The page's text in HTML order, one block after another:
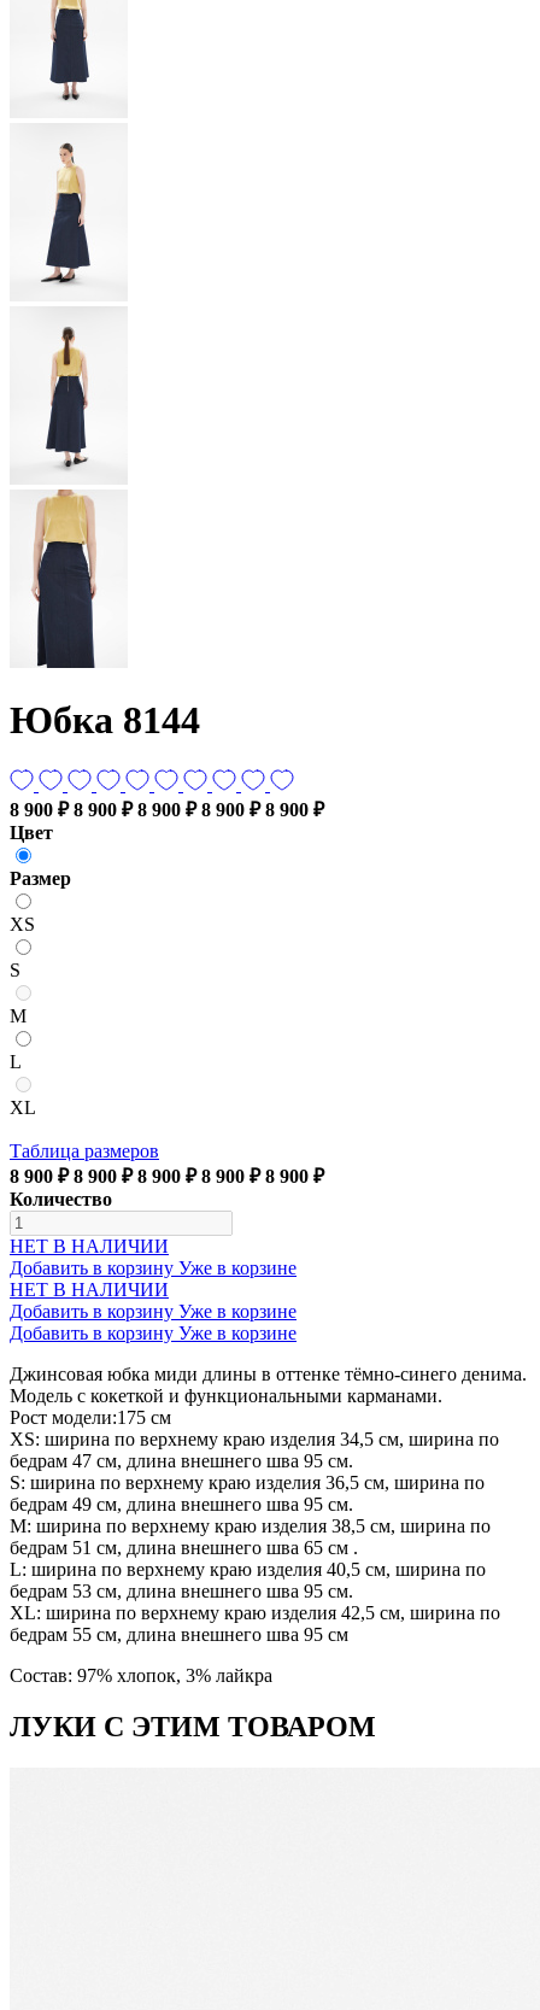
Юбка 8144
8 900 ₽ 8 900 ₽ 8 900 ₽ 8 900 ₽ 8 900 ₽
Цвет
Размер
XS
S
M
L
XL
Таблица размеров
8 900 ₽ 8 900 ₽ 8 900 ₽ 8 900 ₽ 8 900 ₽
Количество
НЕТ В НАЛИЧИИ
Добавить в корзину Уже в корзине
НЕТ В НАЛИЧИИ
Добавить в корзину Уже в корзине
Добавить в корзину Уже в корзине
Джинсовая юбка миди длины в оттенке тёмно-синего денима.
Модель с кокеткой и функциональными карманами.
Рост модели:175 см
XS: ширина по верхнему краю изделия 34,5 см, ширина по
бедрам 47 см, длина внешнего шва 95 см.
S: ширина по верхнему краю изделия 36,5 см, ширина по
бедрам 49 см, длина внешнего шва 95 см.
М: ширина по верхнему краю изделия 38,5 см, ширина по
бедрам 51 см, длина внешнего шва 65 см .
L: ширина по верхнему краю изделия 40,5 см, ширина по
бедрам 53 см, длина внешнего шва 95 см.
ХL: ширина по верхнему краю изделия 42,5 см, ширина по
бедрам 55 см, длина внешнего шва 95 см
Состав: 97% хлопок, 3% лайкра
ЛУКИ С ЭТИМ ТОВАРОМ